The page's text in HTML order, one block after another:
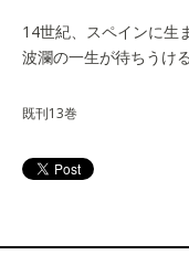
14世紀、スペインに生
波瀾の一生が待ちうけ
既刊13巻